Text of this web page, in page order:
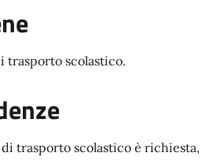
trasporto scolastico.
trasporto scolastico è richiesta,